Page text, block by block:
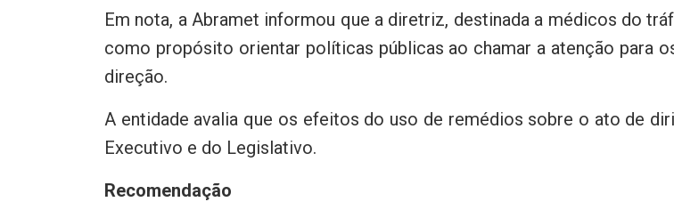
Em nota, a Abramet informou que a diretriz, destinada a médicos do
como propósito orientar políticas públicas ao chamar a atenção para
direção.
A entidade avalia que os efeitos do uso de remédios sobre o ato de
Executivo e do Legislativo.
Recomendação